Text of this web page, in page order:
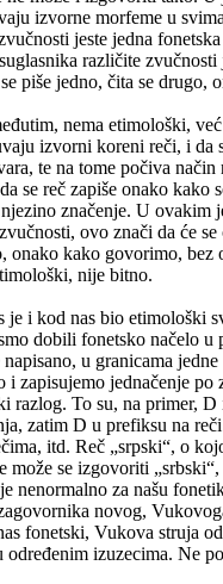
izvorne morfeme u
jeste jedna
različite
piše jedno, čita se drugo,
nema etimološki,
izvorni koreni reči, i da
te na tome počiva
se reč zapiše onako kako
značenje. U ovakim
ovo znači da će
onako kako govorimo, bez
nije bitno.
je i kod nas bio etimološki
dobili fonetsko načelo u
u granicama
i zapisujemo jednačenje po
razlog. To su, na primer,
zatim D u prefiksu na
itd. Reč „srpski“, o
može se izgovoriti
nenormalno za našu
novog,
fonetski, Vukova struja
određenim izuzecima. Ne